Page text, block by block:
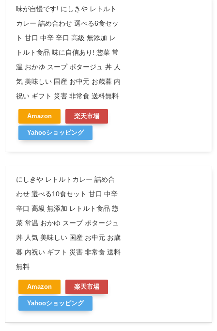
味が自慢です! にしきや レトルト
カレー 詰め合わせ 選べる6食セッ
ト 甘口 中辛 辛口 高級 無添加 レ
トルト食品 味に自信あり! 惣菜 常
温 おかゆ スープ ポタージュ 丼 人
気 美味しい 国産 お中元 お歳暮 内
祝い ギフト 災害 非常食 送料無料
Amazon 楽天市場
Yahooショッピング
にしきや レトルトカレー 詰め合
わせ 選べる10食セット 甘口 中辛
辛口 高級 無添加 レトルト食品 惣
菜 常温 おかゆ スープ ポタージュ
丼 人気 美味しい 国産 お中元 お歳
暮 内祝い ギフト 災害 非常食 送料
無料
Amazon 楽天市場
Yahooショッピング